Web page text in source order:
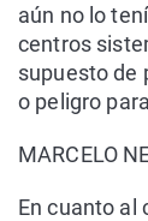
aún no lo
centros
supuesto de
o peligro
MARCELO
En cuanto al